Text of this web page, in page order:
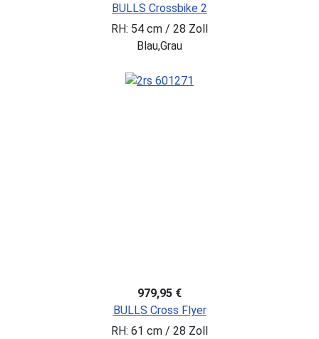
BULLS Crossbike 2
RH: 54 cm / 28 Zoll
Blau,Grau
979,95 €
BULLS Cross Flyer
RH: 61 cm / 28 Zoll